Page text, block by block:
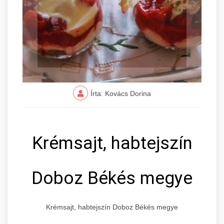
Írta: Kovács Dorina
Krémsajt, habtejszín
Doboz Békés megye
Krémsajt, habtejszín Doboz Békés megye